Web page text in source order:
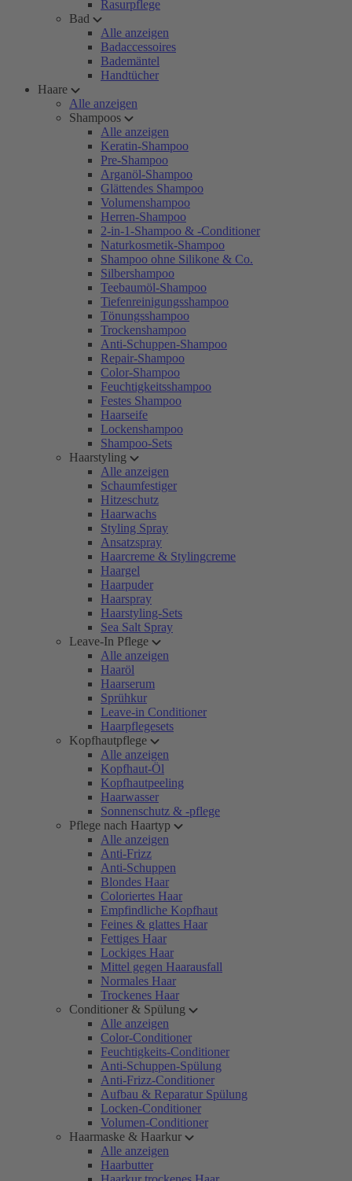
Rasurpflege
Bad
Alle anzeigen
Badaccessoires
Bademäntel
Handtücher
Haare
Alle anzeigen
Shampoos
Alle anzeigen
Keratin-Shampoo
Pre-Shampoo
Arganöl-Shampoo
Glättendes Shampoo
Volumenshampoo
Herren-Shampoo
2-in-1-Shampoo & -Conditioner
Naturkosmetik-Shampoo
Shampoo ohne Silikone & Co.
Silbershampoo
Teebaumöl-Shampoo
Tiefenreinigungsshampoo
Tönungsshampoo
Trockenshampoo
Anti-Schuppen-Shampoo
Repair-Shampoo
Color-Shampoo
Feuchtigkeitsshampoo
Festes Shampoo
Haarseife
Lockenshampoo
Shampoo-Sets
Haarstyling
Alle anzeigen
Schaumfestiger
Hitzeschutz
Haarwachs
Styling Spray
Ansatzspray
Haarcreme & Stylingcreme
Haargel
Haarpuder
Haarspray
Haarstyling-Sets
Sea Salt Spray
Leave-In Pflege
Alle anzeigen
Haaröl
Haarserum
Sprühkur
Leave-in Conditioner
Haarpflegesets
Kopfhautpflege
Alle anzeigen
Kopfhaut-Öl
Kopfhautpeeling
Haarwasser
Sonnenschutz & -pflege
Pflege nach Haartyp
Alle anzeigen
Anti-Frizz
Anti-Schuppen
Blondes Haar
Coloriertes Haar
Empfindliche Kopfhaut
Feines & glattes Haar
Fettiges Haar
Lockiges Haar
Mittel gegen Haarausfall
Normales Haar
Trockenes Haar
Conditioner & Spülung
Alle anzeigen
Color-Conditioner
Feuchtigkeits-Conditioner
Anti-Schuppen-Spülung
Anti-Frizz-Conditioner
Aufbau & Reparatur Spülung
Locken-Conditioner
Volumen-Conditioner
Haarmaske & Haarkur
Alle anzeigen
Haarbutter